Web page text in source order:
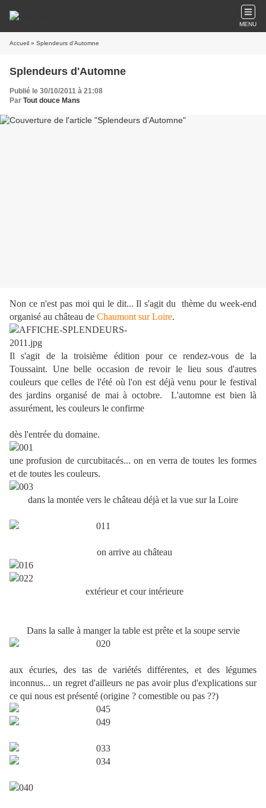
MENU
Accueil » Splendeurs d'Automne
Splendeurs d'Automne
Publié le 30/10/2011 à 21:08
Par Tout douce Mans
Non ce n'est pas moi qui le dit... Il s'agit du thème du week-end
organisé au château de Chaumont sur Loire.
Il s'agit de la troisième édition pour ce rendez-vous de la
Toussaint. Une belle occasion de revoir le lieu sous d'autres
couleurs que celles de l'été où l'on est déjà venu pour le festival
des jardins organisé de mai à octobre. L'automne est bien là
assurément, les couleurs le confirme
dès l'entrée du domaine.
une profusion de curcubitacés... on en verra de toutes les formes
et de toutes les couleurs.
dans la montée vers le château déjà et la vue sur la Loire
on arrive au château
extérieur et cour intérieure
Dans la salle à manger la table est prête et la soupe servie
aux écuries, des tas de variétés différentes, et des légumes
inconnus... un regret d'ailleurs ne pas avoir plus d'explications sur
ce qui nous est présenté (origine ? comestible ou pas ??)